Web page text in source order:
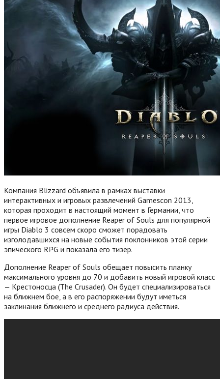
Компания Blizzard объявила в рамках выставки
интерактивных и игровых развлечений Gamescon 2013,
которая проходит в настоящий момент в Германии, что
первое игровое дополнение Reaper of Souls для популярной
игры Diablo 3 совсем скоро сможет порадовать
изголодавшихся на новые события поклонников этой серии
эпического RPG и показала его тизер.
Дополнение Reaper of Souls обещает повысить планку
максимального уровня до 70 и добавить новый игровой класс
— Крестоносца (The Crusader). Он будет специализироваться
на ближнем бое, а в его распоряжении будут иметься
заклинания ближнего и среднего радиуса действия.